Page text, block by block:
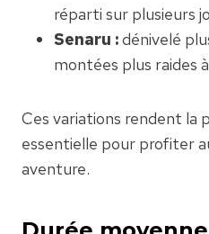
réparti sur plusieurs
Senaru :dénivelé
montées plus raides
Ces variations rendent la
essentielle pour profiter
aventure.